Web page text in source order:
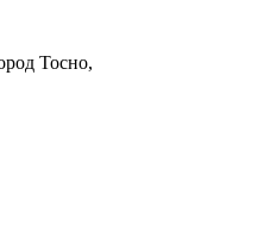
Тосно,